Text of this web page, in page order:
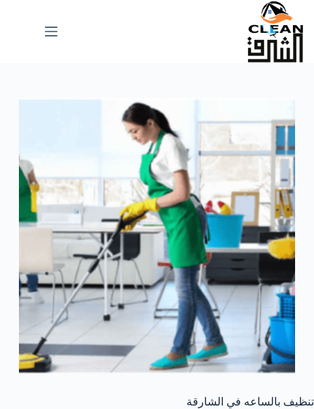
التجاوز
المحتوى
تنظيف بالساعه في الشارقة